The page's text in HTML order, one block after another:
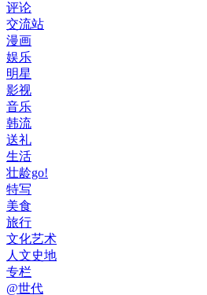
评论
交流站
漫画
娱乐
明星
影视
音乐
韩流
送礼
生活
壮龄go!
特写
美食
旅行
文化艺术
人文史地
专栏
@世代